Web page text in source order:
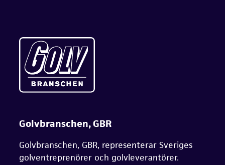
Golvbranschen, GBR
Golvbranschen, GBR, representerar Sveriges
golventreprenörer och golvleverantörer.